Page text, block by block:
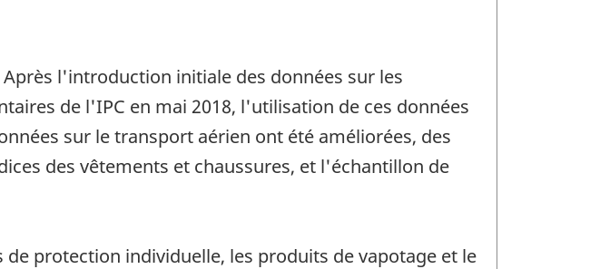
l'introduction initiale des données sur les
de l'IPC en mai 2018, l'utilisation de ces données
sur le transport aérien ont été améliorées, des
des vêtements et chaussures, et l'échantillon de
protection individuelle, les produits de vapotage et le